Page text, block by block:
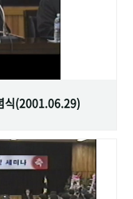
식(2001.06.29)